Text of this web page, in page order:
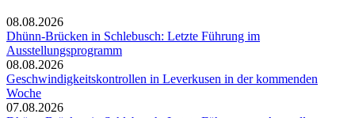
08.08.2026
Dhünn-Brücken in Schlebusch: Letzte Führung im
Ausstellungsprogramm
08.08.2026
Geschwindigkeitskontrollen in Leverkusen in der kommenden
Woche
07.08.2026